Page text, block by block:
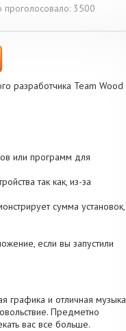
проголосовало: 3500
разработчика Team Wood
или программ для
так как, из-за
сумма установок,
если вы запустили
графика и отличная музыка
Предметно
вас все больше.